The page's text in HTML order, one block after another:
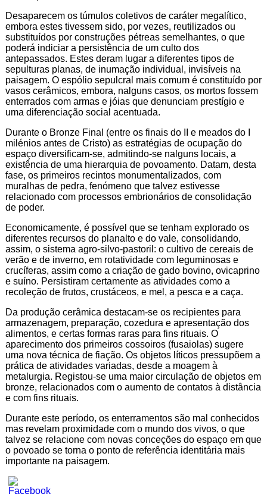
Desaparecem os túmulos coletivos de caráter megalítico,
embora estes tivessem sido, por vezes, reutilizados ou
substituídos por construções pétreas semelhantes, o que
poderá indiciar a persistência de um culto dos
antepassados. Estes deram lugar a diferentes tipos de
sepulturas planas, de inumação individual, invisíveis na
paisagem. O espólio sepulcral mais comum é constituído por
vasos cerâmicos, embora, nalguns casos, os mortos fossem
enterrados com armas e jóias que denunciam prestígio e
uma diferenciação social acentuada.
Durante o Bronze Final (entre os finais do II e meados do I
milénios antes de Cristo) as estratégias de ocupação do
espaço diversificam-se, admitindo-se nalguns locais, a
existência de uma hierarquia de povoamento. Datam, desta
fase, os primeiros recintos monumentalizados, com
muralhas de pedra, fenómeno que talvez estivesse
relacionado com processos embrionários de consolidação
de poder.
Economicamente, é possível que se tenham explorado os
diferentes recursos do planalto e do vale, consolidando,
assim, o sistema agro-silvo-pastoril: o cultivo de cereais de
verão e de inverno, em rotatividade com leguminosas e
crucíferas, assim como a criação de gado bovino, ovicaprino
e suíno. Persistiram certamente as atividades como a
recoleção de frutos, crustáceos, e mel, a pesca e a caça.
Da produção cerâmica destacam-se os recipientes para
armazenagem, preparação, cozedura e apresentação dos
alimentos, e certas formas raras para fins rituais. O
aparecimento dos primeiros cossoiros (fusaiolas) sugere
uma nova técnica de fiação. Os objetos líticos pressupõem a
prática de atividades variadas, desde a moagem à
metalurgia. Registou-se uma maior circulação de objetos em
bronze, relacionados com o aumento de contatos à distância
e com fins rituais.
Durante este período, os enterramentos são mal conhecidos
mas revelam proximidade com o mundo dos vivos, o que
talvez se relacione com novas conceções do espaço em que
o povoado se torna o ponto de referência identitária mais
importante na paisagem.